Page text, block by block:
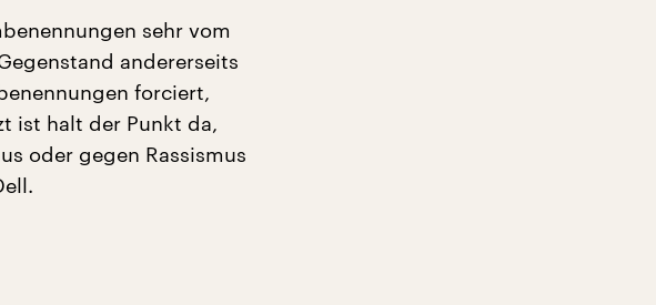
sehr vom
andererseits
forciert,
ist halt der Punkt da,
oder gegen Rassismus